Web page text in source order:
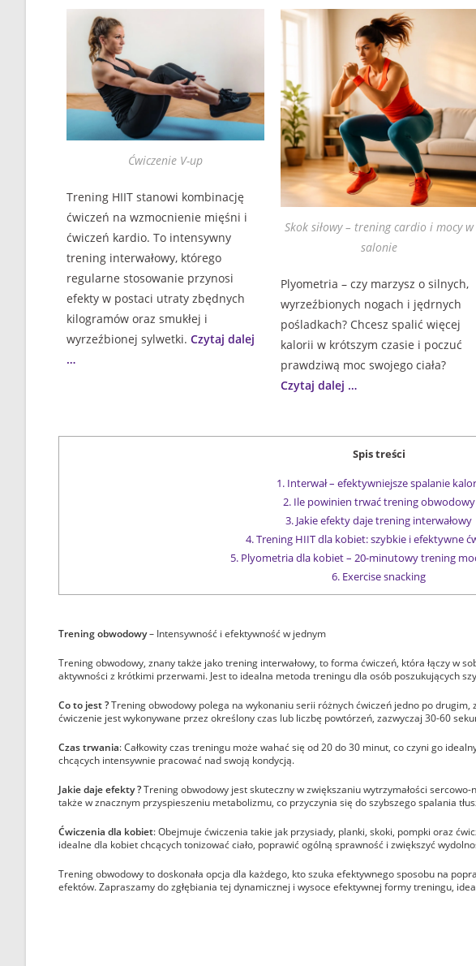
Ćwiczenie V-up
Trening HIIT stanowi kombinację
ćwiczeń na wzmocnienie mięśni i
ćwiczeń kardio. To intensywny
trening interwałowy, którego
regularne stosowanie przynosi
efekty w postaci utraty zbędnych
kilogramów oraz smukłej i
wyrzeźbionej sylwetki. Czytaj dalej
…
Skok siłowy – trening cardio i mocy w
salonie
Plyometria – czy marzysz o silnych,
wyrzeźbionych nogach i jędrnych
pośladkach? Chcesz spalić więcej
kalorii w krótszym czasie i poczuć
prawdziwą moc swojego ciała?
Czytaj dalej …
Spis treści
1.Interwał – efektywniejsze spalanie
2.Ile powinien trwać trening obwodowy
3. Jakie efekty daje trening interwałowy
4.Trening HIIT dla kobiet: szybkie i efektywne
5. Plyometria dla kobiet – 20-minutowy trening
6. Exercise snacking
Trening obwodowy– Intensywność i efektywność w jednym
Trening obwodowy, znany także jako trening interwałowy, to forma ćwiczeń, która łączy w
aktywności z krótkimi przerwami. Jest to idealna metoda treningu dla osób poszukujących
Co to jest ?Trening obwodowy polega na wykonaniu serii różnych ćwiczeń jedno po
ćwiczenie jest wykonywane przez określony czas lub liczbę powtórzeń, zazwyczaj 30-60
Czas trwania: Całkowity czas treningu może wahać się od 20 do 30 minut, co czyni go
chcących intensywnie pracować nad swoją kondycją.
Jakie daje efekty ?Trening obwodowy jest skuteczny w zwiększaniu wytrzymałości sercowo-
także w znacznym przyspieszeniu metabolizmu, co przyczynia się do szybszego spalania
Ćwiczenia dla kobiet: Obejmuje ćwiczenia takie jak przysiady, planki, skoki, pompki oraz
idealne dla kobiet chcących tonizować ciało, poprawić ogólną sprawność i zwiększyć
Trening obwodowy to doskonała opcja dla każdego, kto szuka efektywnego sposobu na
efektów. Zapraszamy do zgłębiania tej dynamicznej i wysoce efektywnej formy treningu,